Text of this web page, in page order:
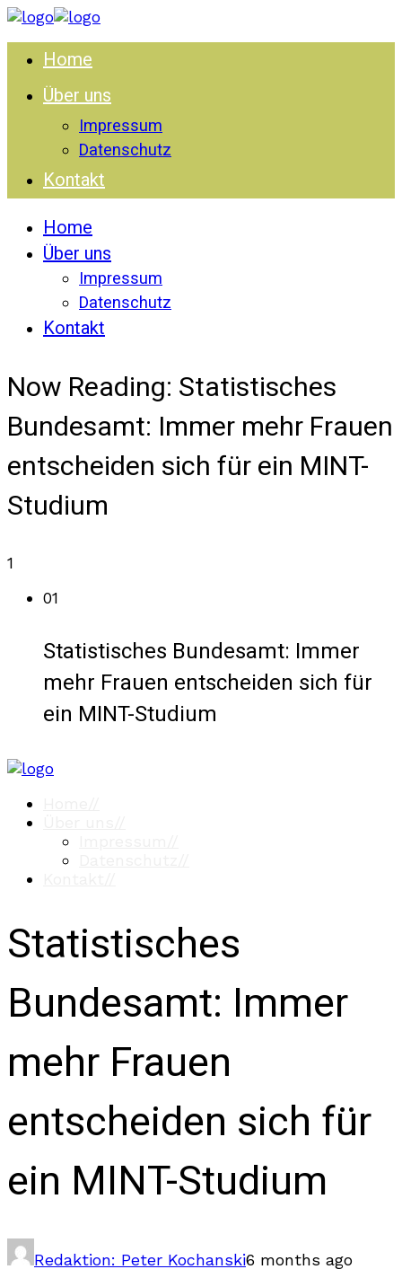
Home
Über uns
Impressum
Datenschutz
Kontakt
Home
Über uns
Impressum
Datenschutz
Kontakt
Now Reading: Statistisches
Bundesamt: Immer mehr Frauen
entscheiden sich für ein MINT-
Studium
1
01
Statistisches Bundesamt: Immer
mehr Frauen entscheiden sich für
ein MINT-Studium
Statistisches
Bundesamt: Immer
mehr Frauen
entscheiden sich für
ein MINT-Studium
Redaktion: Peter Kochanski6 months ago